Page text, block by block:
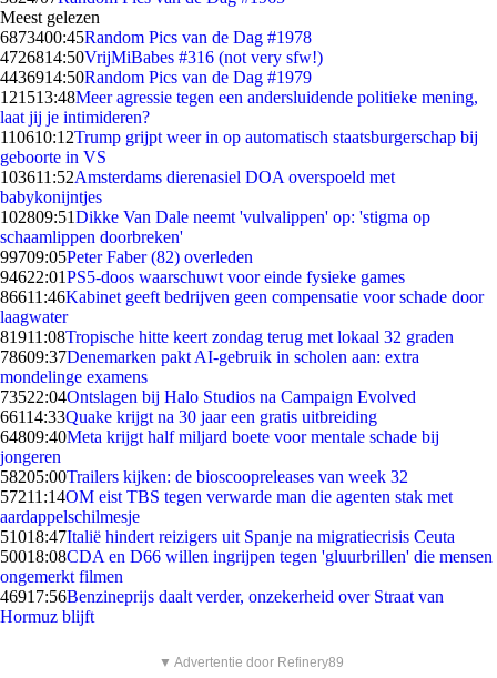
Meest gelezen
6873400:45Random Pics van de Dag #1978
4726814:50VrijMiBabes #316 (not very sfw!)
4436914:50Random Pics van de Dag #1979
121513:48Meer agressie tegen een andersluidende politieke mening,
laat jij je intimideren?
110610:12Trump grijpt weer in op automatisch staatsburgerschap bij
geboorte in VS
103611:52Amsterdams dierenasiel DOA overspoeld met
babykonijntjes
102809:51Dikke Van Dale neemt 'vulvalippen' op: 'stigma op
schaamlippen doorbreken'
99709:05Peter Faber (82) overleden
94622:01PS5-doos waarschuwt voor einde fysieke games
86611:46Kabinet geeft bedrijven geen compensatie voor schade door
laagwater
81911:08Tropische hitte keert zondag terug met lokaal 32 graden
78609:37Denemarken pakt AI-gebruik in scholen aan: extra
mondelinge examens
73522:04Ontslagen bij Halo Studios na Campaign Evolved
66114:33Quake krijgt na 30 jaar een gratis uitbreiding
64809:40Meta krijgt half miljard boete voor mentale schade bij
jongeren
58205:00Trailers kijken: de bioscoopreleases van week 32
57211:14OM eist TBS tegen verwarde man die agenten stak met
aardappelschilmesje
51018:47Italië hindert reizigers uit Spanje na migratiecrisis Ceuta
50018:08CDA en D66 willen ingrijpen tegen 'gluurbrillen' die mensen
ongemerkt filmen
46917:56Benzineprijs daalt verder, onzekerheid over Straat van
Hormuz blijft
▼ Advertentie door Refinery89